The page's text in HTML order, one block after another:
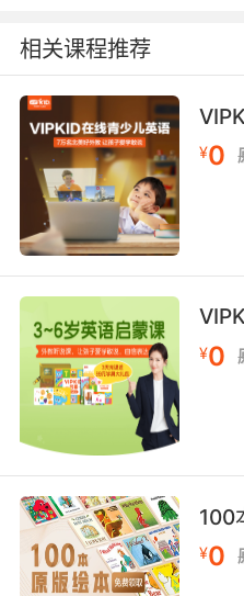
的SPHINX-4引擎对儿
92.7%。VIPKID整合
每完成一个对话单元，
的评估报告，其中元音
业维度均被量化呈现。
AI算法正在重构发音
母语者发音数据库，
位9类常见发音偏误。
成"freezy"时，不仅标
荐包含"think""bath"的
动的评估方式，使发音
三、教学实践中的动态评
阶段性测评应遵循语
度：基础音准度（L0-
L5）、情感表现力（
个情景化测试场景，如
中准确运用升调表达疑问
相关课程推荐
¥0
¥0
100
¥0